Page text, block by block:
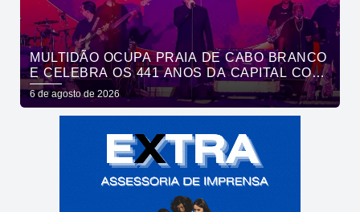
MULTIDÃO OCUPA PRAIA DE CABO BRANCO
E CELEBRA OS 441 ANOS DA CAPITAL COM
SHOWS DE ROUPA NOVA E FÁBIO JR
6 de agosto de 2026